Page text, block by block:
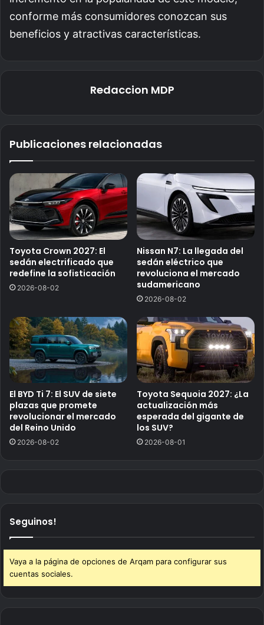
conforme más consumidores conozcan sus
beneficios y atractivas características.
Redaccion MDP
Publicaciones relacionadas
Toyota Crown 2027: El
sedán electrificado que
redefine la sofisticación
2026-08-02
Nissan N7: La llegada del
sedán eléctrico que
revoluciona el mercado
sudamericano
2026-08-02
El BYD Ti 7: El SUV de siete
plazas que promete
revolucionar el mercado
del Reino Unido
2026-08-02
Toyota Sequoia 2027: ¿La
actualización más
esperada del gigante de
los SUV?
2026-08-01
Seguinos!
Vaya a la página de opciones de Arqam para configurar sus
cuentas sociales.